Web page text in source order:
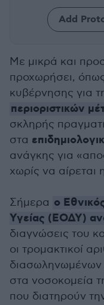
Add
Με μικρά και
προχωρήσει,
κυβέρνησης για
περιοριστικών
σκληρής
στα
ανάγκης για
χωρίς να αίρεται η
Σήμερα ο
Υγείας (ΕΟΔΥ)
διαγνώσεις του
οι τρομακτικοί
διασωληνωμένων
στα νοσοκομεία
που διατηρούν